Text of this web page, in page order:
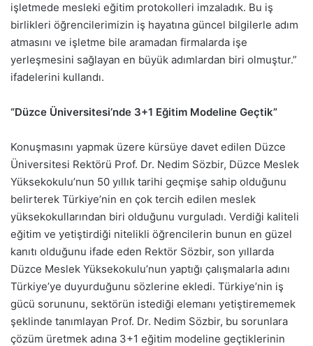
işletmede mesleki eğitim protokolleri imzaladık. Bu iş
birlikleri öğrencilerimizin iş hayatına güncel bilgilerle adım
atmasını ve işletme bile aramadan firmalarda işe
yerleşmesini sağlayan en büyük adımlardan biri olmuştur.”
ifadelerini kullandı.
“Düzce Üniversitesi’nde 3+1 Eğitim Modeline Geçtik”
Konuşmasını yapmak üzere kürsüye davet edilen Düzce
Üniversitesi Rektörü Prof. Dr. Nedim Sözbir, Düzce Meslek
Yüksekokulu’nun 50 yıllık tarihi geçmişe sahip olduğunu
belirterek Türkiye’nin en çok tercih edilen meslek
yüksekokullarından biri olduğunu vurguladı. Verdiği kaliteli
eğitim ve yetiştirdiği nitelikli öğrencilerin bunun en güzel
kanıtı olduğunu ifade eden Rektör Sözbir, son yıllarda
Düzce Meslek Yüksekokulu’nun yaptığı çalışmalarla adını
Türkiye’ye duyurduğunu sözlerine ekledi. Türkiye’nin iş
gücü sorununu, sektörün istediği elemanı yetiştirememek
şeklinde tanımlayan Prof. Dr. Nedim Sözbir, bu sorunlara
çözüm üretmek adına 3+1 eğitim modeline geçtiklerinin